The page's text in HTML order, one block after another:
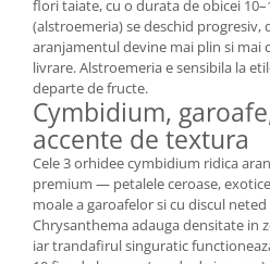
flori taiate, cu o durata de obicei
(alstroemeria) se deschid progresiv,
aranjamentul devine mai plin si mai
livrare. Alstroemeria e sensibila la
departe de fructe.
Cymbidium,
accente de textura
Cele 3 orhidee cymbidium ridica
premium — petalele ceroase,
moale a garoafelor si cu discul
Chrysanthema adauga densitate in
iar trandafirul singuratic